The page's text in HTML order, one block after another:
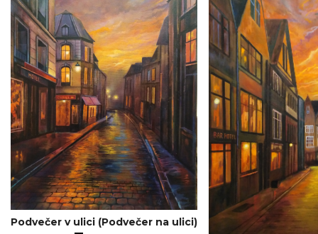
Podvečer v ulici (Podvečer na ulici)